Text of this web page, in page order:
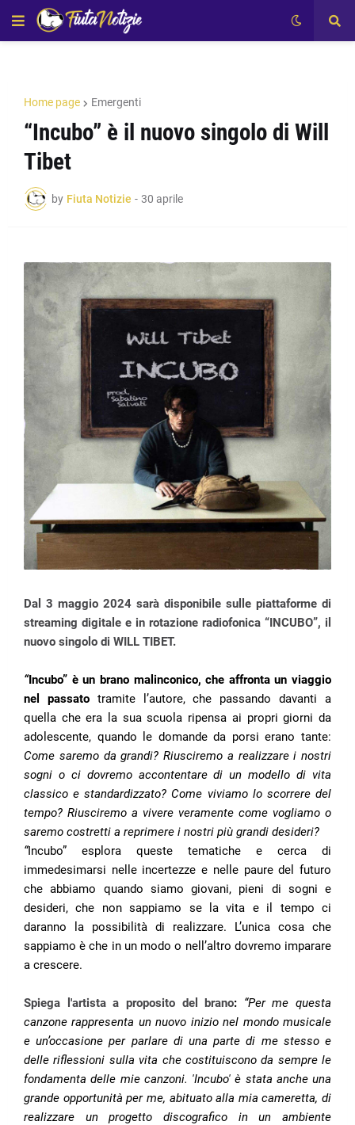
Home page Emergenti
“Incubo” è il nuovo singolo di Will
Tibet
by Fiuta Notizie - 30 aprile
Dal 3 maggio 2024 sarà disponibile sulle piattaforme di
streaming digitale e in rotazione radiofonica “INCUBO”, il
nuovo singolo di WILL TIBET.
“Incubo” è un brano malinconico, che affronta un viaggio
nel passato tramite l’autore, che passando davanti a
quella che era la sua scuola ripensa ai propri giorni da
adolescente, quando le domande da porsi erano tante:
Come saremo da grandi? Riusciremo a realizzare i nostri
sogni o ci dovremo accontentare di un modello di vita
classico e standardizzato? Come viviamo lo scorrere del
tempo? Riusciremo a vivere veramente come vogliamo o
saremo costretti a reprimere i nostri più grandi desideri?
“Incubo” esplora queste tematiche e cerca di
immedesimarsi nelle incertezze e nelle paure del futuro
che abbiamo quando siamo giovani, pieni di sogni e
desideri, che non sappiamo se la vita e il tempo ci
daranno la possibilità di realizzare. L’unica cosa che
sappiamo è che in un modo o nell’altro dovremo imparare
a crescere.
Spiega l'artista a proposito del brano: “Per me questa
canzone rappresenta un nuovo inizio nel mondo musicale
e un’occasione per parlare di una parte di me stesso e
delle riflessioni sulla vita che costituiscono da sempre le
fondamenta delle mie canzoni. 'Incubo' è stata anche una
grande opportunità per me, abituato alla mia cameretta, di
realizzare un progetto discografico in un ambiente